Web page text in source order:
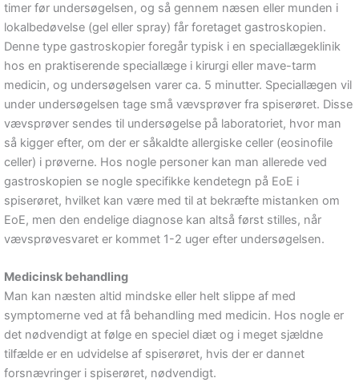
timer før undersøgelsen, og så gennem næsen eller munden i
lokalbedøvelse (gel eller spray) får foretaget gastroskopien.
Denne type gastroskopier foregår typisk i en speciallægeklinik
hos en praktiserende speciallæge i kirurgi eller mave-tarm
medicin, og undersøgelsen varer ca. 5 minutter. Speciallægen vil
under undersøgelsen tage små vævsprøver fra spiserøret. Disse
vævsprøver sendes til undersøgelse på laboratoriet, hvor man
så kigger efter, om der er såkaldte allergiske celler (eosinofile
celler) i prøverne. Hos nogle personer kan man allerede ved
gastroskopien se nogle specifikke kendetegn på EoE i
spiserøret, hvilket kan være med til at bekræfte mistanken om
EoE, men den endelige diagnose kan altså først stilles, når
vævsprøvesvaret er kommet 1-2 uger efter undersøgelsen.
Medicinsk behandling
Man kan næsten altid mindske eller helt slippe af med
symptomerne ved at få behandling med medicin. Hos nogle er
det nødvendigt at følge en speciel diæt og i meget sjældne
tilfælde er en udvidelse af spiserøret, hvis der er dannet
forsnævringer i spiserøret, nødvendigt.